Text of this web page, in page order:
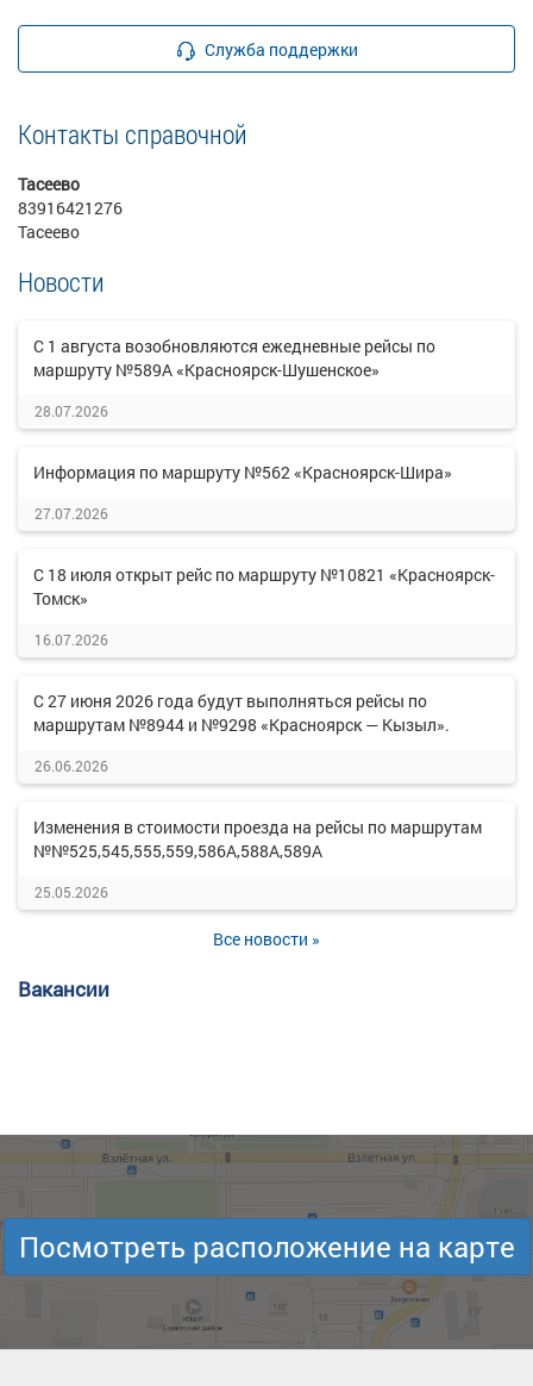
Служба поддержки
Контакты справочной
Тасеево
83916421276
Тасеево
Новости
С 1 августа возобновляются ежедневные рейсы по
маршруту №589А «Красноярск-Шушенское»
28.07.2026
Информация по маршруту №562 «Красноярск-Шира»
27.07.2026
С 18 июля открыт рейс по маршруту №10821 «Красноярск-
Томск»
16.07.2026
С 27 июня 2026 года будут выполняться рейсы по
маршрутам №8944 и №9298 «Красноярск — Кызыл».
26.06.2026
Изменения в стоимости проезда на рейсы по маршрутам
№№525,545,555,559,586А,588А,589А
25.05.2026
Все новости »
Вакансии
Посмотреть расположение на карте